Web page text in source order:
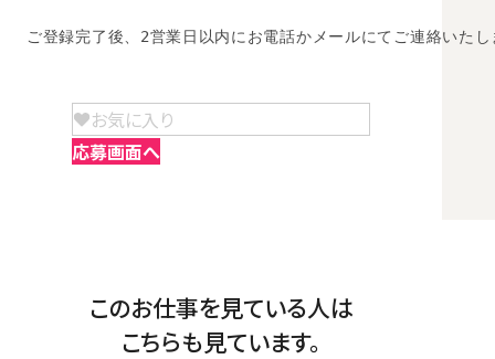
ご登録完了後、2営業日以内にお電話かメールにてご連絡いたし
お気に入り
応募画面へ
このお仕事を見ている人は
こちらも見ています。